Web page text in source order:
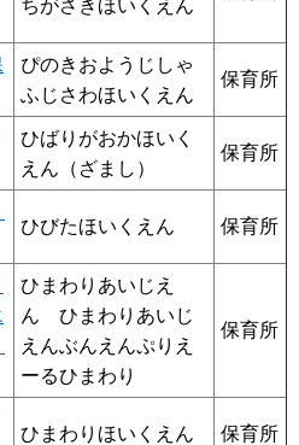
ちがさきほいくえん
ぴのきおようじしゃ
ふじさわほいくえん
保育所
ひばりがおかほいく
えん（ざまし）
保育所
ひびたほいくえん 保育所
ひまわりあいじえ
ん ひまわりあいじ
えんぶんえんぷりえ
ーるひまわり
保育所
ひまわりほいくえん 保育所